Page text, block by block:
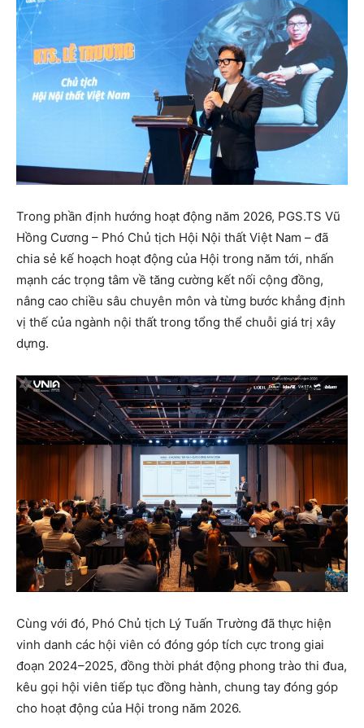
Trong phần định hướng hoạt động năm 2026, PGS.TS Vũ
Hồng Cương – Phó Chủ tịch Hội Nội thất Việt Nam – đã
chia sẻ kế hoạch hoạt động của Hội trong năm tới, nhấn
mạnh các trọng tâm về tăng cường kết nối cộng đồng,
nâng cao chiều sâu chuyên môn và từng bước khẳng định
vị thế của ngành nội thất trong tổng thể chuỗi giá trị xây
dựng.
Cùng với đó, Phó Chủ tịch Lý Tuấn Trường đã thực hiện
vinh danh các hội viên có đóng góp tích cực trong giai
đoạn 2024–2025, đồng thời phát động phong trào thi đua,
kêu gọi hội viên tiếp tục đồng hành, chung tay đóng góp
cho hoạt động của Hội trong năm 2026.